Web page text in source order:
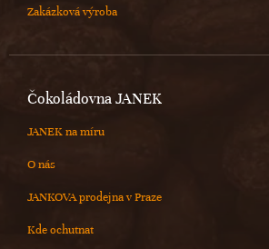
Zakázková výroba
Čokoládovna JANEK
JANEK na míru
O nás
JANKOVA prodejna v Praze
Kde ochutnat